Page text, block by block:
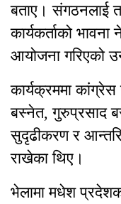
बताए। संगठनलाई
कार्यकर्ताको
आयोजना गरिएको
कार्यक्रममा कांग्रेस
बस्नेत, गुरुप्रसाद
सुदृढीकरण र
राखेका थिए।
भेलामा मधेश